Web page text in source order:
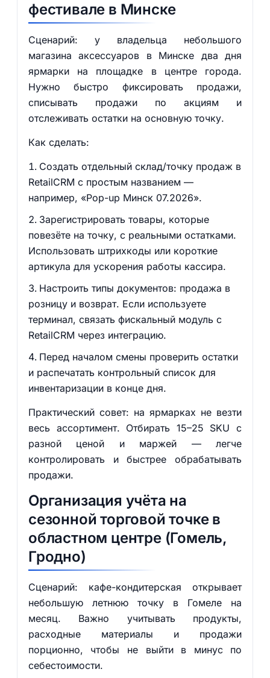
фестивале в Минске
Сценарий: у владельца небольшого
магазина аксессуаров в Минске два дня
ярмарки на площадке в центре города.
Нужно быстро фиксировать продажи,
списывать продажи по акциям и
отслеживать остатки на основную точку.
Как сделать:
Создать отдельный склад/точку продаж в
RetailCRM с простым названием —
например, «Pop-up Минск 07.2026».
Зарегистрировать товары, которые
повезёте на точку, с реальными остатками.
Использовать штрихкоды или короткие
артикула для ускорения работы кассира.
Настроить типы документов: продажа в
розницу и возврат. Если используете
терминал, связать фискальный модуль с
RetailCRM через интеграцию.
Перед началом смены проверить остатки
и распечатать контрольный список для
инвентаризации в конце дня.
Практический совет: на ярмарках не везти
весь ассортимент. Отбирать 15–25 SKU с
разной ценой и маржей — легче
контролировать и быстрее обрабатывать
продажи.
Организация учёта на
сезонной торговой точке в
областном центре (Гомель,
Гродно)
Сценарий: кафе-кондитерская открывает
небольшую летнюю точку в Гомеле на
месяц. Важно учитывать продукты,
расходные материалы и продажи
порционно, чтобы не выйти в минус по
себестоимости.